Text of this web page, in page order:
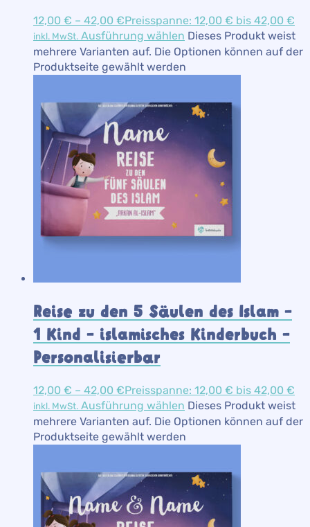
12,00 € – 42,00 €Preisspanne: 12,00 € bis 42,00 €
inkl. MwSt. Ausführung wählen Dieses Produkt weist
mehrere Varianten auf. Die Optionen können auf der
Produktseite gewählt werden
Reise zu den 5 Säulen des Islam –
1 Kind – islamisches Kinderbuch –
Personalisierbar
12,00 € – 42,00 €Preisspanne: 12,00 € bis 42,00 €
inkl. MwSt. Ausführung wählen Dieses Produkt weist
mehrere Varianten auf. Die Optionen können auf der
Produktseite gewählt werden